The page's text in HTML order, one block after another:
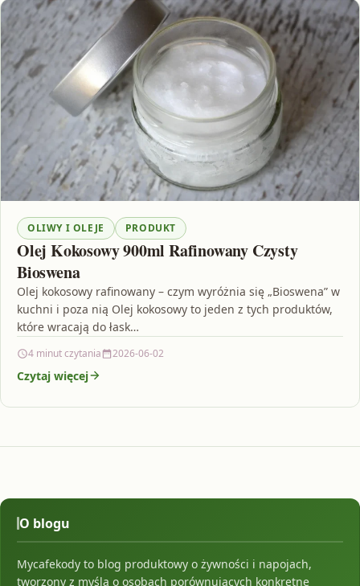
OLIWY I OLEJE PRODUKT
Olej Kokosowy 900ml Rafinowany Czysty
Bioswena
Olej kokosowy rafinowany – czym wyróżnia się „Bioswena” w
kuchni i poza nią Olej kokosowy to jeden z tych produktów,
które wracają do łask…
4 minut czytania 2026-06-02
Czytaj więcej
O blogu
Mycafekody to blog produktowy o żywności i napojach,
tworzony z myślą o osobach porównujących konkretne